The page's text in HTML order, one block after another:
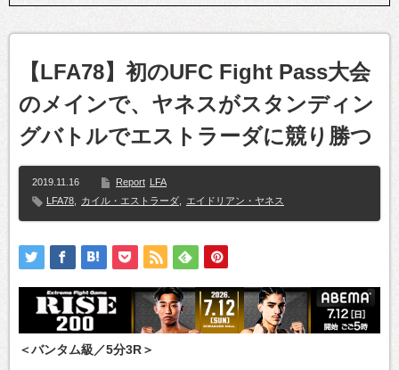
【LFA78】初のUFC Fight Pass大会
のメインで、ヤネスがスタンディン
グバトルでエストラーダに競り勝つ
2019.11.16 Report LFA
LFA78
カイル・エストラーダ エイドリアン・ヤネス
＜バンタム級／5分3R＞